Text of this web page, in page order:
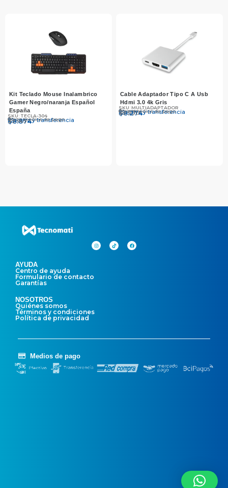
Kit Teclado Mouse Inalambrico
Gamer Negro/naranja Español
España
SKU: TECLA-304
$8.874
Efectivo y transferencia
$9.149
Otros medios de pago
Cable Adaptador Tipo C A Usb
Hdmi 3.0 4k Gris
SKU: MULTIADAPTADOR
$8.274
Efectivo y transferencia
$8.530
Otros medios de pago
AYUDA
Centro de ayuda
Formulario de contacto
Garantías
NOSOTROS
Quiénes somos
Términos y condiciones
Política de privacidad
Medios de pago